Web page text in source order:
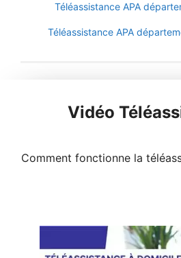
Téléassistance APA
Téléassistance APA
Vidéo
Comment fonctionne la